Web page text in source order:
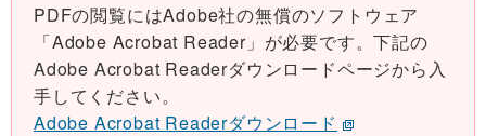
PDFの閲覧にはAdobe社の無償のソフトウェア
「Adobe Acrobat Reader」が必要です。下記の
Adobe Acrobat Readerダウンロードページから入
手してください。
Adobe Acrobat Readerダウンロード